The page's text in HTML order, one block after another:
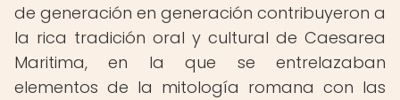
de generación en generación contribuyeron a
la rica tradición oral y cultural de Caesarea
Maritima, en la que se entrelazaban
elementos de la mitología romana con las